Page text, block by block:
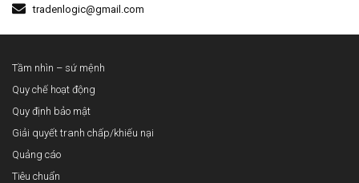
tradenlogic@gmail.com
Tầm nhìn – sứ mệnh
Quy chế hoạt động
Quy định bảo mật
Giải quyết tranh chấp/khiếu nại
Quảng cáo
Tiêu chuẩn